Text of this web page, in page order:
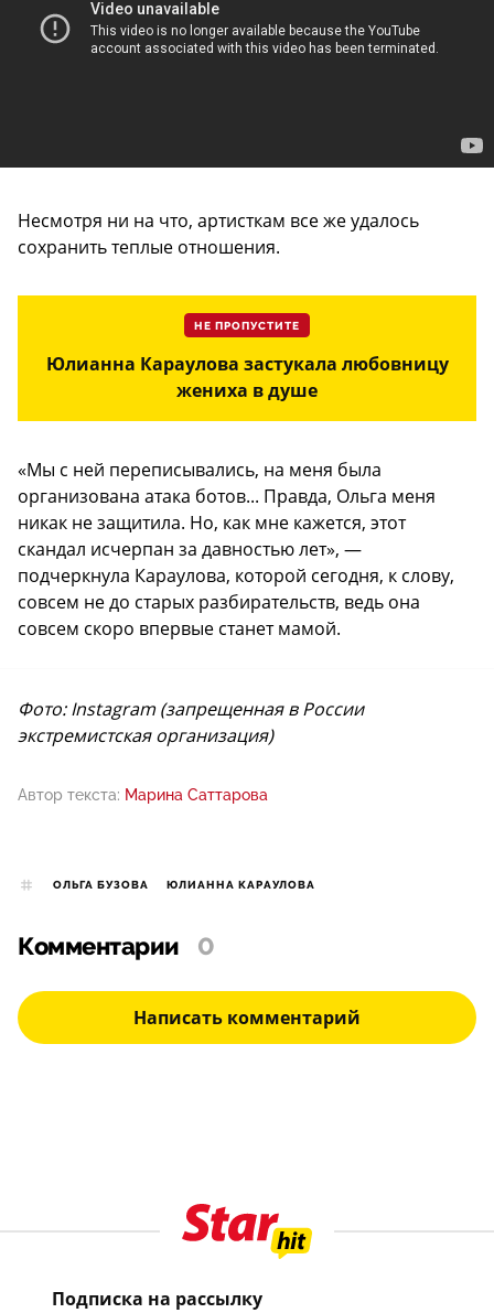
Несмотря ни на что, артисткам все же удалось
сохранить теплые отношения.
НЕ ПРОПУСТИТЕ
Юлианна Караулова застукала любовницу
жениха в душе
«Мы с ней переписывались, на меня была
организована атака ботов... Правда, Ольга меня
никак не защитила. Но, как мне кажется, этот
скандал исчерпан за давностью лет», —
подчеркнула Караулова, которой сегодня, к слову,
совсем не до старых разбирательств, ведь она
совсем скоро впервые станет мамой.
Фото: Instagram (запрещенная в России
экстремистская организация)
Автор текста: Марина Саттарова
ОЛЬГА БУЗОВА ЮЛИАННА КАРАУЛОВА
Комментарии 0
Написать комментарий
Подписка на рассылку